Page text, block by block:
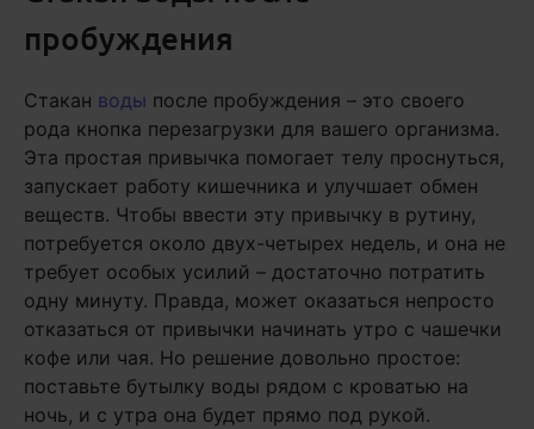
пробуждения
Стакан воды после пробуждения – это своего
рода кнопка перезагрузки для вашего организма.
Эта простая привычка помогает телу проснуться,
запускает работу кишечника и улучшает обмен
веществ. Чтобы ввести эту привычку в рутину,
потребуется около двух-четырех недель, и она не
требует особых усилий – достаточно потратить
одну минуту. Правда, может оказаться непросто
отказаться от привычки начинать утро с чашечки
кофе или чая. Но решение довольно простое:
поставьте бутылку воды рядом с кроватью на
ночь, и с утра она будет прямо под рукой.